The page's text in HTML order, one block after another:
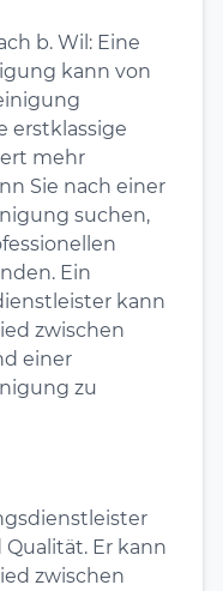
b. Wil: Eine
kann von
erstklassige
mehr
Sie nach einer
suchen,
Ein
kann
zwischen
einer
zu
Er kann
zwischen